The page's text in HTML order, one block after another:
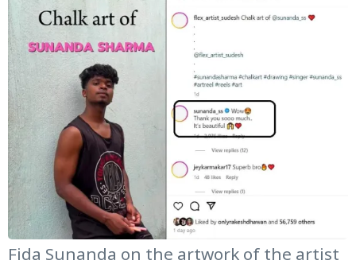
Fida Sunanda on the artwork of the artist